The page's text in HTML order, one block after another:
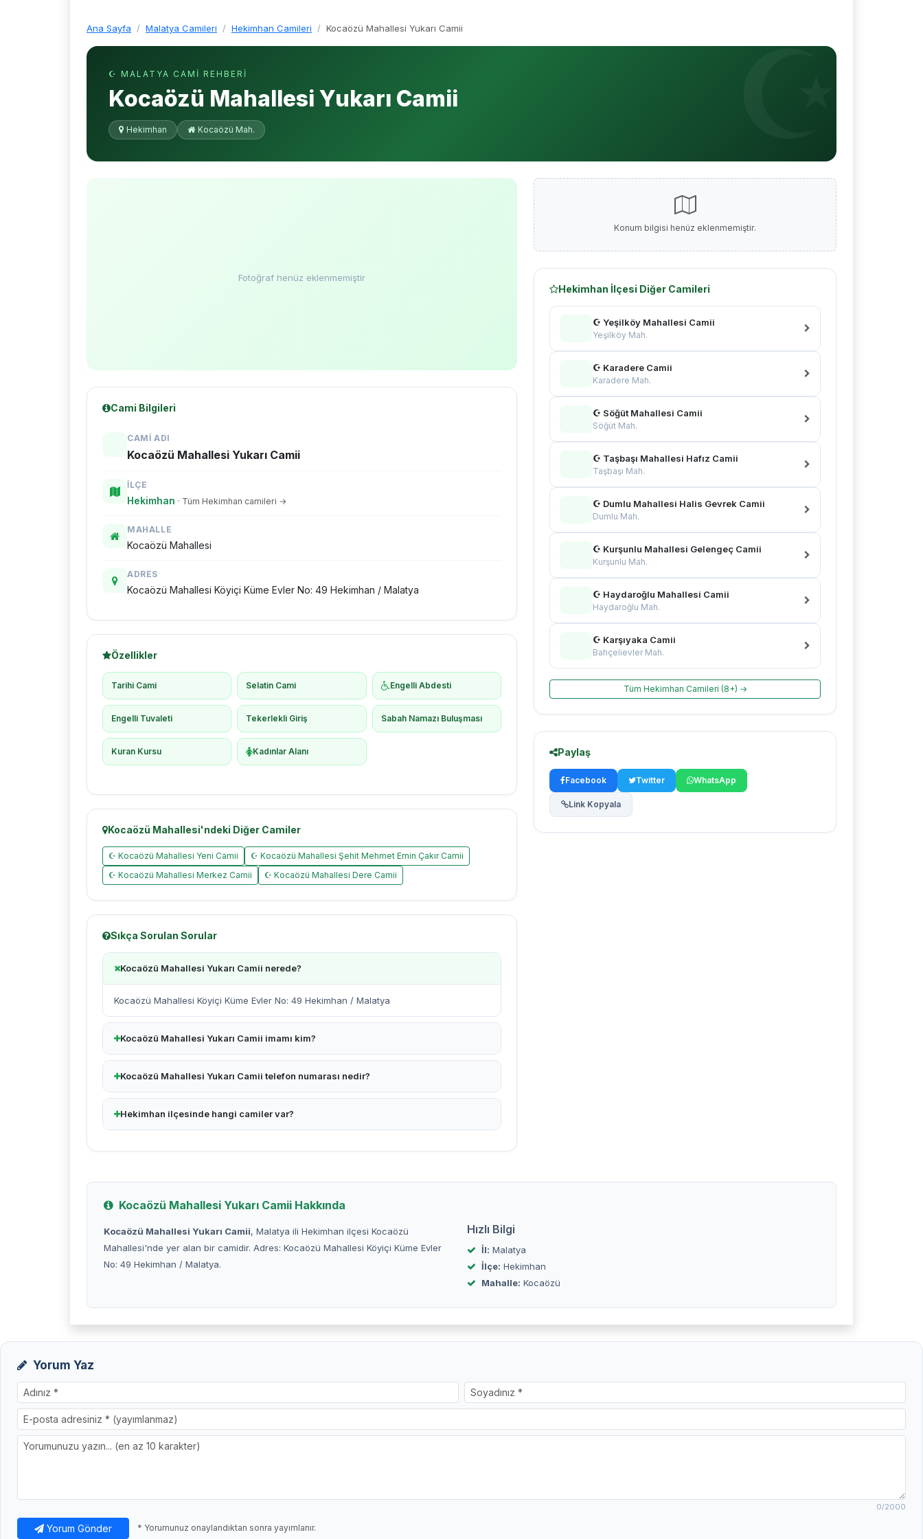
Ana Sayfa Malatya Camileri Hekimhan Camileri Kocaözü Mahallesi Yukarı Camii
☪ MALATYA CAMI REHBERI
Kocaözü Mahallesi Yukarı Camii
Hekimhan Kocaözü Mah.
Fotoğraf henüz eklenmemiştir
Cami Bilgileri
CAMI ADI
Kocaözü Mahallesi Yukarı Camii
İLÇE
Hekimhan · Tüm Hekimhan camileri →
MAHALLE
Kocaözü Mahallesi
ADRES
Kocaözü Mahallesi Köyiçi Küme Evler No: 49 Hekimhan / Malatya
Özellikler
Tarihi Cami Selatin Cami Engelli Abdesti
Engelli Tuvaleti Tekerlekli Giriş Sabah Namazı Buluşması
Kuran Kursu Kadınlar Alanı
Kocaözü Mahallesi'ndeki Diğer Camiler
☪ Kocaözü Mahallesi Yeni Camii
☪ Kocaözü Mahallesi Şehit Mehmet Emin Çakır Camii
☪ Kocaözü Mahallesi Merkez Camii
☪ Kocaözü Mahallesi Dere Camii
Sıkça Sorulan Sorular
Kocaözü Mahallesi Yukarı Camii nerede?
Kocaözü Mahallesi Köyiçi Küme Evler No: 49 Hekimhan / Malatya
Kocaözü Mahallesi Yukarı Camii imamı kim?
Kocaözü Mahallesi Yukarı Camii telefon numarası nedir?
Hekimhan ilçesinde hangi camiler var?
Konum bilgisi henüz eklenmemiştir.
Hekimhan İlçesi Diğer Camileri
☪ Yeşilköy Mahallesi Camii
Yeşilköy Mah.
☪ Karadere Camii
Karadere Mah.
☪ Söğüt Mahallesi Camii
Söğüt Mah.
☪ Taşbaşı Mahallesi Hafız Camii
Taşbaşı Mah.
☪ Dumlu Mahallesi Halis Gevrek Camii
Dumlu Mah.
☪ Kurşunlu Mahallesi Gelengeç Camii
Kurşunlu Mah.
☪ Haydaroğlu Mahallesi Camii
Haydaroğlu Mah.
☪ Karşıyaka Camii
Bahçelievler Mah.
Tüm Hekimhan Camileri (8+) →
Paylaş
Facebook Twitter WhatsApp
Link Kopyala
Kocaözü Mahallesi Yukarı Camii Hakkında
Kocaözü Mahallesi Yukarı Camii, Malatya ili Hekimhan ilçesi Kocaözü
Mahallesi'nde yer alan bir camidir. Adres: Kocaözü Mahallesi Köyiçi Küme Evler
No: 49 Hekimhan / Malatya.
Hızlı Bilgi
İl: Malatya
İlçe: Hekimhan
Mahalle: Kocaözü
Yorum Yaz
0/2000
Yorum Gönder * Yorumunuz onaylandıktan sonra yayımlanır.